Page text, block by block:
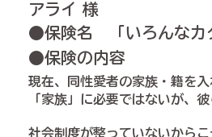
アライ 様
●保険名 「いろんなカ
●保険の内容
現在、同性愛者の家族・籍を
「家族」に必要ではないが、
社会制度が整っていないから